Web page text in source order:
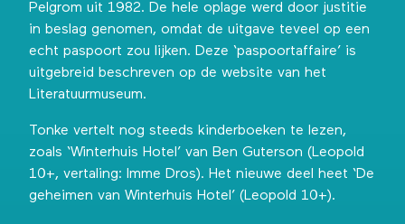
Pelgrom uit 1982. De hele oplage werd door justitie
in beslag genomen, omdat de uitgave teveel op een
echt paspoort zou lijken. Deze ‘paspoortaffaire’ is
uitgebreid beschreven op de website van het
Literatuurmuseum.
Tonke vertelt nog steeds kinderboeken te lezen,
zoals ‘Winterhuis Hotel’ van Ben Guterson (Leopold
10+, vertaling: Imme Dros). Het nieuwe deel heet ‘De
geheimen van Winterhuis Hotel’ (Leopold 10+).